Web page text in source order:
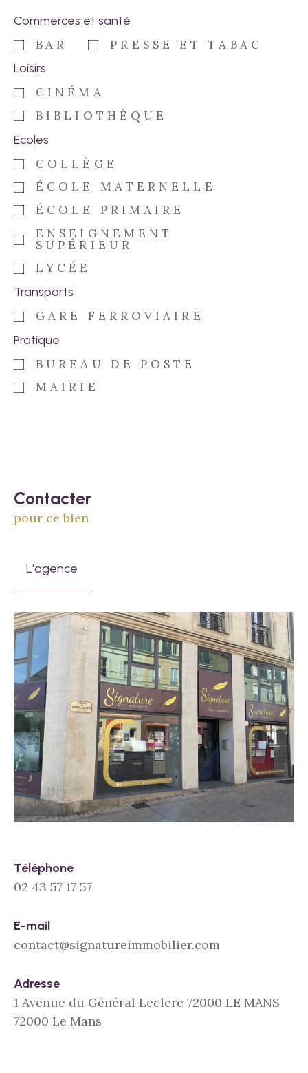
Commerces et santé
BAR
PRESSE ET TABAC
Loisirs
CINÉMA
BIBLIOTHÈQUE
Ecoles
COLLÈGE
ÉCOLE MATERNELLE
ÉCOLE PRIMAIRE
ENSEIGNEMENT
SUPÉRIEUR
LYCÉE
Transports
GARE FERROVIAIRE
Pratique
BUREAU DE POSTE
MAIRIE
Contacter
pour ce bien
L'agence
Téléphone
02 43 57 17 57
E-mail
contact@signatureimmobilier.com
Adresse
1 Avenue du Général Leclerc 72000 LE MANS
72000 Le Mans